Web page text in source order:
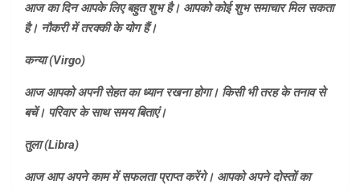
आज का दिन आपके लिए बहुत शुभ है। आपको कोई शुभ समाचार मिल सकता
है। नौकरी में तरक्की के योग हैं।
कन्या (Virgo)
आज आपको अपनी सेहत का ध्यान रखना होगा। किसी भी तरह के तनाव से
बचें। परिवार के साथ समय बिताएं।
तुला (Libra)
आज आप अपने काम में सफलता प्राप्त करेंगे। आपको अपने दोस्तों का